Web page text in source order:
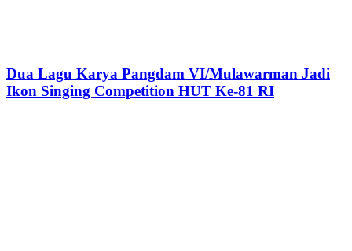
Dua Lagu Karya Pangdam VI/Mulawarman Jadi
Ikon Singing Competition HUT Ke-81 RI